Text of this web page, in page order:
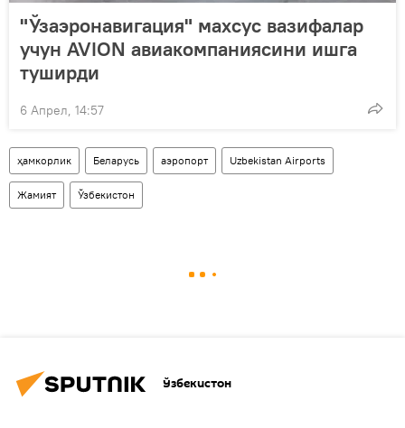
"Ўзаэронавигация" махсус вазифалар
учун AVION авиакомпаниясини ишга
туширди
6 Апрел, 14:57
ҳамкорлик Беларусь аэропорт Uzbekistan Airports
Жамият Ўзбекистон
Ўзбекистон